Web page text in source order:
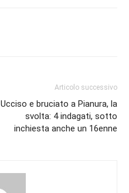
Articolo successivo
Ucciso e bruciato a Pianura, la
svolta: 4 indagati, sotto
inchiesta anche un 16enne